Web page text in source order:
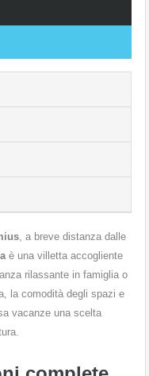
, a breve distanza dalle
è una villetta accogliente
rilassante in famiglia o
la comodità degli spazi e
vacanze una scelta